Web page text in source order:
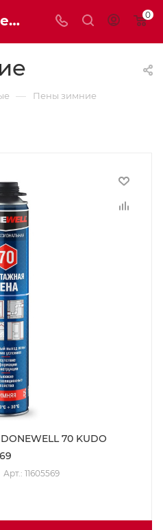
Купить зимние Монтажные пены | Мaxim-stroy 0
— Пены зимние
70 KUDO
Арт.: 11605569